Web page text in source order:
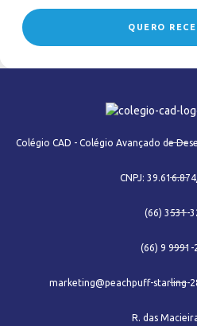
QUERO
Colégio CAD - Colégio Avançado de
CNPJ:
(66) 3531-
(66) 9 9991-
marketing@peachpuff-starling-
R. das